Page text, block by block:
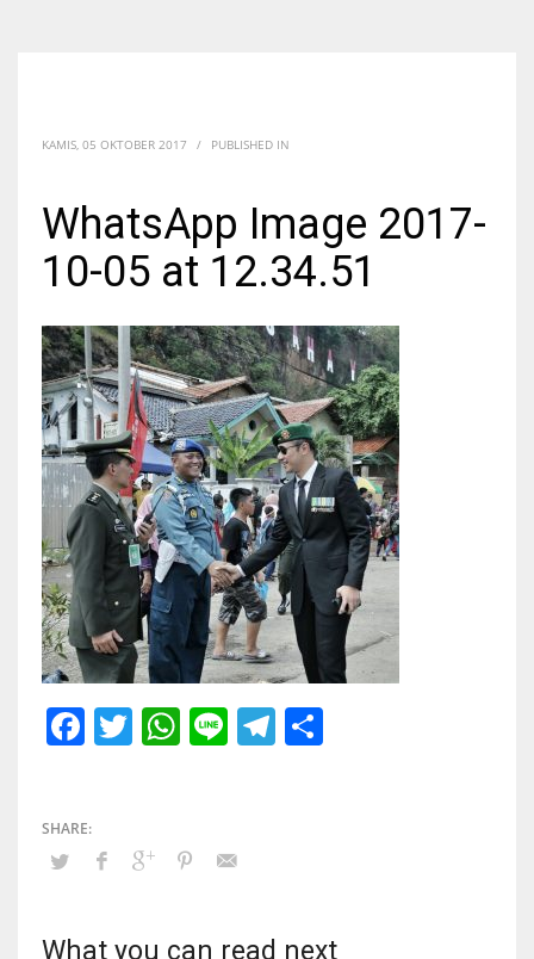
KAMIS, 05 OKTOBER 2017 / PUBLISHED IN
WhatsApp Image 2017-
10-05 at 12.34.51
Facebook
Twitter
WhatsApp
LineTelegram
What you can read next